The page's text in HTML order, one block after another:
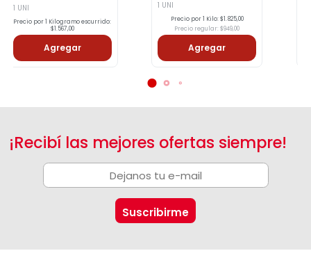
1 UNI
Precio por 1 Kilo: $1.825,00
Precio regular: $949,00
Agregar
1 UNI
Precio por 1 Kilo: $10.487,96
Agregar
¡Recibí las mejores ofertas siempre!